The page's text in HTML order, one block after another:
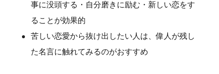
事に没頭する・自分磨きに励む・新しい恋をす
ることが効果的
苦しい恋愛から抜け出したい人は、偉人が残し
た名言に触れてみるのがおすすめ